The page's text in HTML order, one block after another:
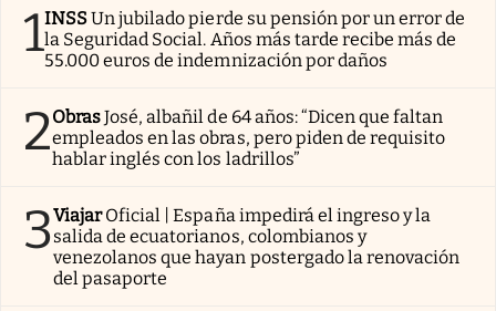
1INSSUn jubilado pierde su pensión por un error de
la Seguridad Social. Años más tarde recibe más de
55.000 euros de indemnización por daños
2ObrasJosé, albañil de 64 años: “Dicen que faltan
empleados en las obras, pero piden de requisito
hablar inglés con los ladrillos”
3Viajar Oficial | España impedirá el ingreso y la
salida de ecuatorianos, colombianos y
venezolanos que hayan postergado la renovación
del pasaporte